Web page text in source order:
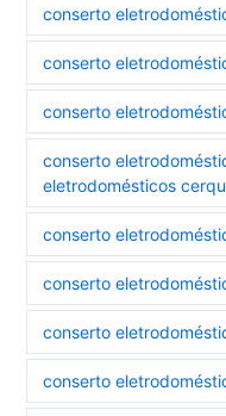
conserto
conserto
conserto
conserto
eletrodomésticos
conserto
conserto
conserto
conserto